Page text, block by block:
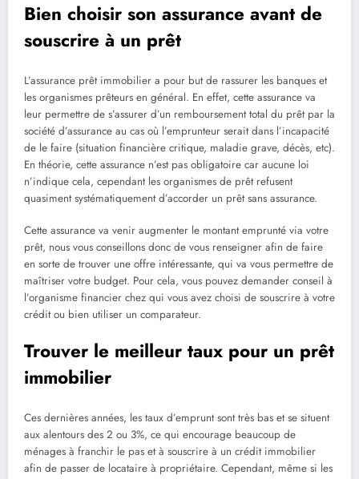
Bien choisir son assurance avant de
souscrire à un prêt
L’assurance prêt immobilier a pour but de rassurer les banques et
les organismes prêteurs en général. En effet, cette assurance va
leur permettre de s’assurer d’un remboursement total du prêt par la
société d’assurance au cas où l’emprunteur serait dans l’incapacité
de le faire (situation financière critique, maladie grave, décès, etc).
En théorie, cette assurance n’est pas obligatoire car aucune loi
n’indique cela, cependant les organismes de prêt refusent
quasiment systématiquement d’accorder un prêt sans assurance.
Cette assurance va venir augmenter le montant emprunté via votre
prêt, nous vous conseillons donc de vous renseigner afin de faire
en sorte de trouver une offre intéressante, qui va vous permettre de
maîtriser votre budget. Pour cela, vous pouvez demander conseil à
l’organisme financier chez qui vous avez choisi de souscrire à votre
crédit ou bien utiliser un comparateur.
Trouver le meilleur taux pour un prêt
immobilier
Ces dernières années, les taux d’emprunt sont très bas et se situent
aux alentours des 2 ou 3%, ce qui encourage beaucoup de
ménages à franchir le pas et à souscrire à un crédit immobilier
afin de passer de locataire à propriétaire. Cependant, même si les